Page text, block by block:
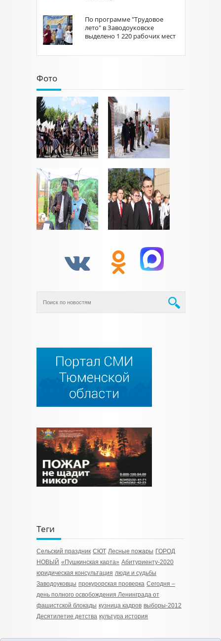
По программе "Трудовое
лето" в Заводоуковске
выделено 1 220 рабочих мест
Фото
Теги
Сельский праздник СЮТ Лесные пожары ГОРОД
НОВЫЙ «Пушкинская карта» Абитуриенту-2020
юридическая консультация люди и судьбы
Заводоуковцы прокурорская проверка Сегодня –
день полного освобождения Ленинграда от
фашистской блокады кузница кадров выборы-2012
Десятилетие детства культура история